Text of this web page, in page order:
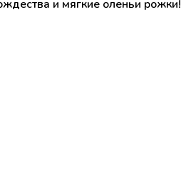
и мягкие оленьи рожки!